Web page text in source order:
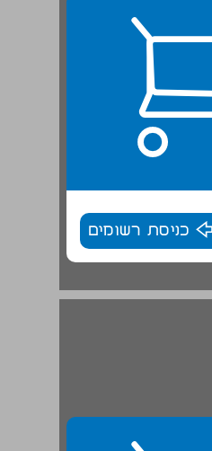
כניסת רשומים